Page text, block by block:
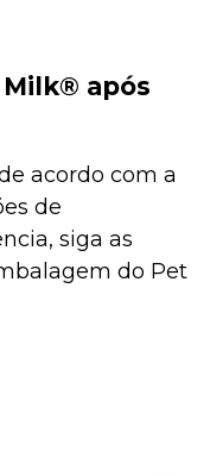
após
acordo com a
de
siga as
do Pet